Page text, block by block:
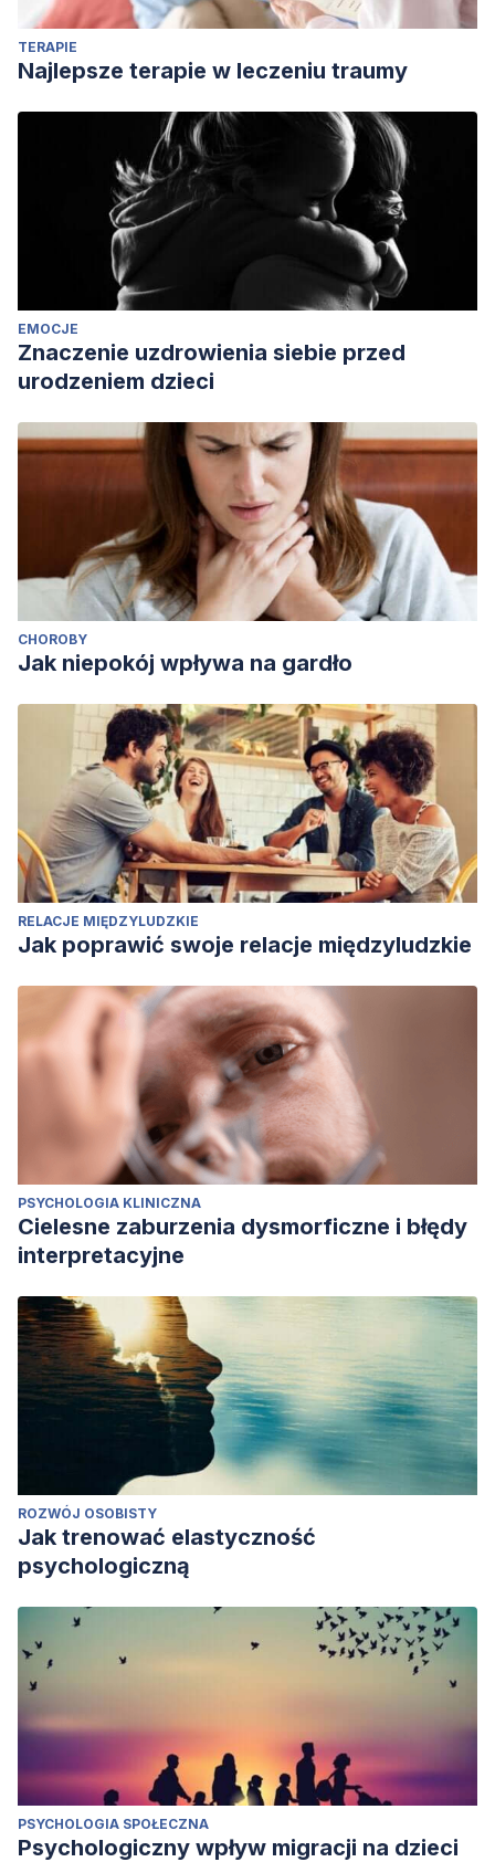
TERAPIE
Najlepsze terapie w leczeniu traumy
EMOCJE
Znaczenie uzdrowienia siebie przed
urodzeniem dzieci
CHOROBY
Jak niepokój wpływa na gardło
RELACJE MIĘDZYLUDZKIE
Jak poprawić swoje relacje międzyludzkie
PSYCHOLOGIA KLINICZNA
Cielesne zaburzenia dysmorficzne i błędy
interpretacyjne
ROZWÓJ OSOBISTY
Jak trenować elastyczność
psychologiczną
PSYCHOLOGIA SPOŁECZNA
Psychologiczny wpływ migracji na dzieci